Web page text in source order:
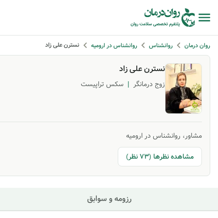
روان درمان روانشناس روانشناس در ارومیه نسترن علی زاد
نسترن علی زاد
زوج درمانگر | سکس تراپیست
مشاور، روانشناس در ارومیه
مشاهده نظرها (73 نظر)
رزومه و سوابق